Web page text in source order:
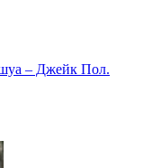
– Джейк Пол.